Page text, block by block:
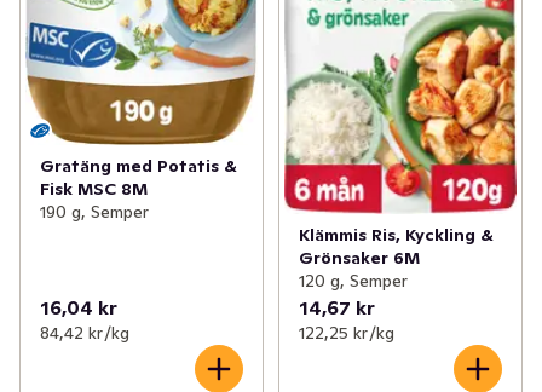
Gratäng med Potatis &
Fisk MSC 8M
190 g, Semper
16,04 kr
84,42 kr /kg
Klämmis Ris, Kyckling &
Grönsaker 6M
120 g, Semper
14,67 kr
122,25 kr /kg